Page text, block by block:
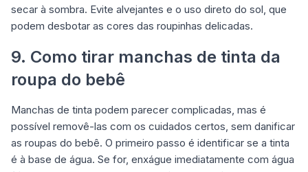
secar à sombra. Evite alvejantes e o uso direto do sol, que
podem desbotar as cores das roupinhas delicadas.
9. Como tirar manchas de tinta da
roupa do bebê
Manchas de tinta podem parecer complicadas, mas é
possível removê-las com os cuidados certos, sem danificar
as roupas do bebê. O primeiro passo é identificar se a tinta
é à base de água. Se for, enxágue imediatamente com água